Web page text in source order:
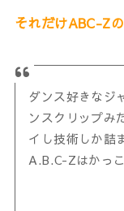
それだけABC-Z
ダンス好きなジ
ンスクリップみ
イし技術しか詰
A.B.C-Zはかっ